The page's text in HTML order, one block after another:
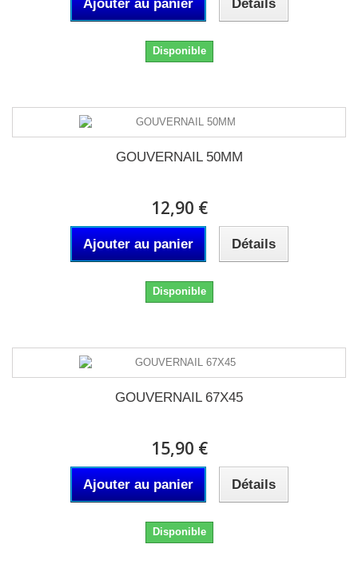
Ajouter au panier Détails
Disponible
GOUVERNAIL 50MM
12,90 €
Ajouter au panier Détails
Disponible
GOUVERNAIL 67X45
15,90 €
Ajouter au panier Détails
Disponible